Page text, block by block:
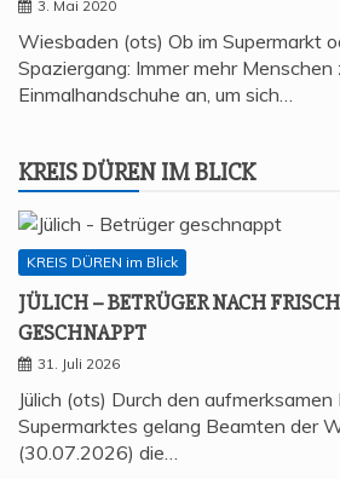
3. Mai 2020
Wiesbaden (ots) Ob im Supermarkt
Spaziergang: Immer mehr Menschen
Einmalhandschuhe an, um sich…
KREIS DÜREN IM BLICK
KREIS DÜREN im Blick
JÜLICH – BETRÜ­GER NACH
GESCHNAPPT
31. Juli 2026
Jülich (ots) Durch den aufmerksamen
Supermarktes gelang Beamten der
(30.07.2026) die…